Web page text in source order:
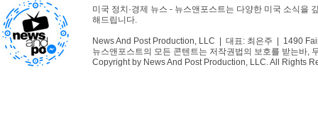
미국 정치·경제 뉴스 - 뉴스앤포스트는 다양한 미국 소식을
해드립니다.
News And Post Production, LLC | 대표: 최은주 | 1490
뉴스앤포스트의 모든 콘텐트는 저작권법의 보호를 받는바,
Copyright by News And Post Production, LLC. All Rights